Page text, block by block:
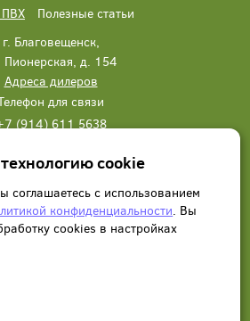
ПВХ
Полезные статьи
г. Благовещенск,
Пионерская, д. 154
Адреса дилеров
для связи
(914) 611 5638
нам Заказать звонок
технологию cookie
соглашаетесь с использованием
конфиденциальности. Вы
сookies в настройках